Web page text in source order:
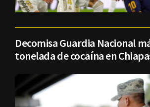
Decomisa Guardia Nacional
tonelada de cocaína en